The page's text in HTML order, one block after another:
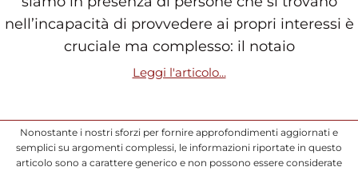
nell’incapacità di provvedere ai propri interessi è
cruciale ma complesso: il notaio
Leggi l'articolo...
Nonostante i nostri sforzi per fornire approfondimenti aggiornati e
semplici su argomenti complessi, le informazioni riportate in questo
articolo sono a carattere generico e non possono essere considerate